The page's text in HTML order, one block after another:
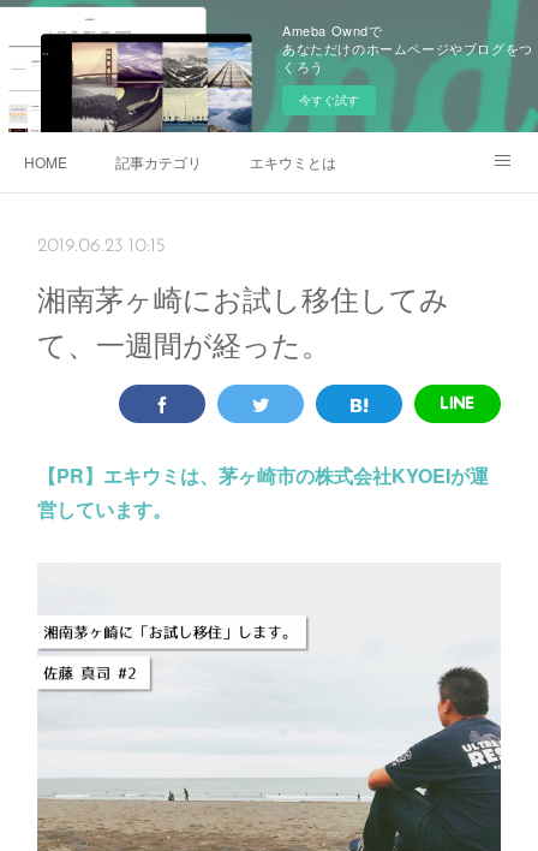
Ameba Owndで
あなただけのホームページやブログをつ
くろう
今すぐ試す
HOME 記事カテゴリ エキウミとは
2019.06.23 10:15
湘南茅ヶ崎にお試し移住してみ
て、一週間が経った。
【PR】 エキウミは、茅ヶ崎市の株式会社KYOEIが運
営しています。